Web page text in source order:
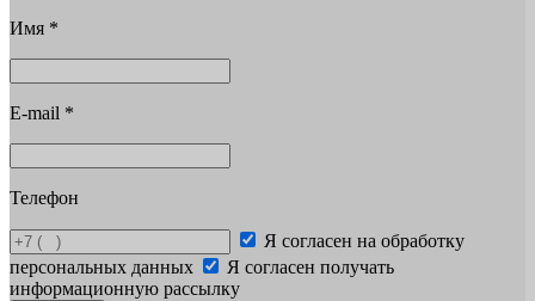
Имя *
E-mail *
Телефон
Я согласен на обработку
персональных данных
Я согласен получать
информационную рассылку